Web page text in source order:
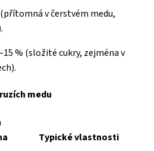
(přítomná v čerstvém medu,
% (složité cukry, zejména v
medu
Typické vlastnosti